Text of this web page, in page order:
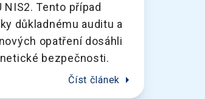
NIS2. Tento případ
důkladnému auditu a
opatření dosáhli
bezpečnosti.
Číst článek arrow_right